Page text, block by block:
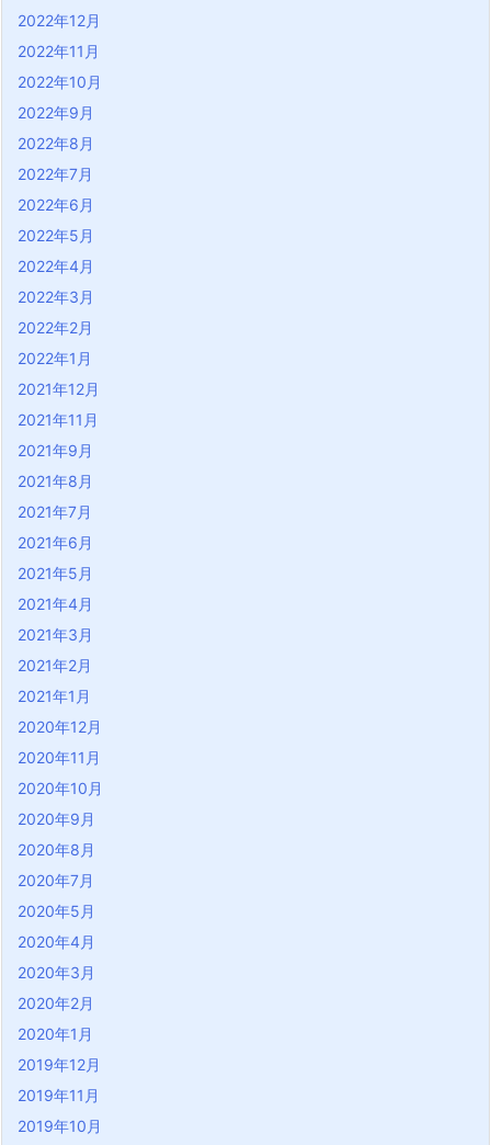
2022年12月
2022年11月
2022年10月
2022年9月
2022年8月
2022年7月
2022年6月
2022年5月
2022年4月
2022年3月
2022年2月
2022年1月
2021年12月
2021年11月
2021年9月
2021年8月
2021年7月
2021年6月
2021年5月
2021年4月
2021年3月
2021年2月
2021年1月
2020年12月
2020年11月
2020年10月
2020年9月
2020年8月
2020年7月
2020年5月
2020年4月
2020年3月
2020年2月
2020年1月
2019年12月
2019年11月
2019年10月